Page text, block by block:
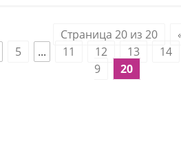
Страница 20 из 20
5 ... 11 12 13
14
9
20